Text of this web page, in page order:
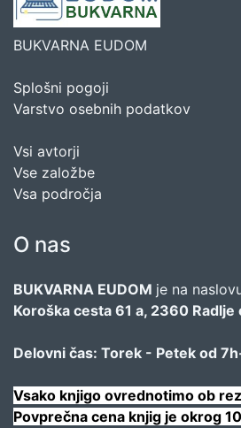
BUKVARNA EUDOM
Splošni pogoji
Varstvo osebnih podatkov
Vsi avtorji
Vse založbe
Vsa področja
O nas
BUKVARNA EUDOM je na
Koroška cesta 61 a, 2360 Radlje
Delovni čas: Torek - Petek od
Vsako knjigo ovrednotimo ob
Povprečna cena knjig je okrog